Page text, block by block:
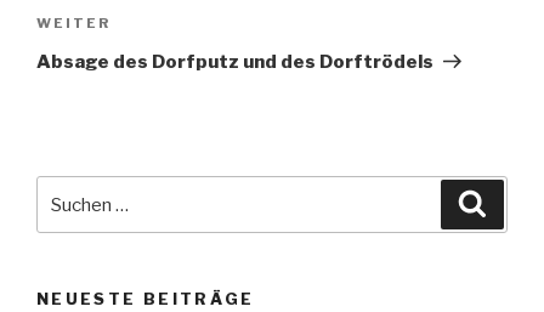
Nächster
Beitrag
WEITER
Absage des Dorfputz und des Dorftrödels
NEUESTE BEITRÄGE